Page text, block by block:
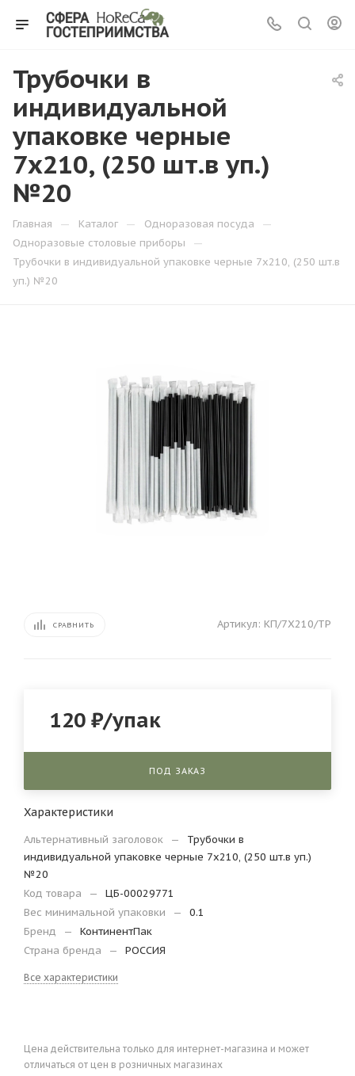
Трубочки в
индивидуальной
упаковке черные
7х210, (250 шт.в уп.)
№20
Главная — Каталог — Одноразовая посуда —
Одноразовые столовые приборы —
Трубочки в индивидуальной упаковке черные 7х210, (250 шт.в
уп.) №20
СРАВНИТЬ Артикул: КП/7Х210/ТР
120 ₽/упак
ПОД ЗАКАЗ
Характеристики
Альтернативный заголовок —
Трубочки в
индивидуальной упаковке черные 7х210, (250 шт.в уп.)
№20
Код товара
—
ЦБ-00029771
Вес минимальной упаковки
—
0.1
Бренд
—
КонтинентПак
Страна бренда
— РОССИЯ
Все характеристики
Цена действительна только для интернет-магазина и может
отличаться от цен в розничных магазинах